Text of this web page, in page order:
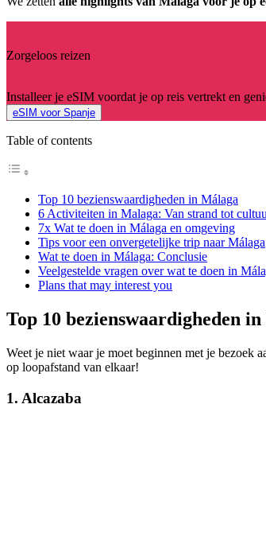
Zorgeloos reizen
Installeer je eSIM voordat je op reis vertrekt en
eSIM voor Spanje
Table of contents
Top 10 bezienswaardigheden in Málaga
6 Activiteiten in Malaga: Van strand tot
7x Wat te doen in Málaga en omgeving
Tips voor een onvergetelijke trip naar Málaga
Wat te doen in Málaga: Conclusie
Veelgestelde vragen over wat te doen in
Plans that may interest you
Top 10 bezienswaardigheden
Weet je niet waar je moet beginnen met je bezoek
op loopafstand van elkaar!
1. Alcazaba